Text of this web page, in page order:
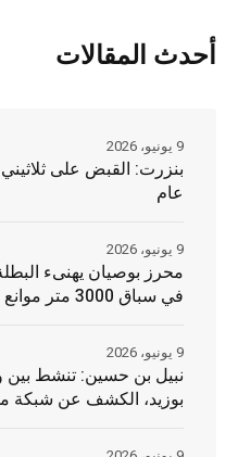
أحدث المقالات
عام
9 يونيو، 2026
محرز بوصيان يهنىء
في سباق 3000 متر موانع
9 يونيو، 2026
نبيل بن حسين: تنشط بين
بوزيد، الكشف عن شبكة
9 يونيو، 2026